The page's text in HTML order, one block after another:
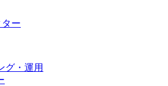
ター
グ・運用